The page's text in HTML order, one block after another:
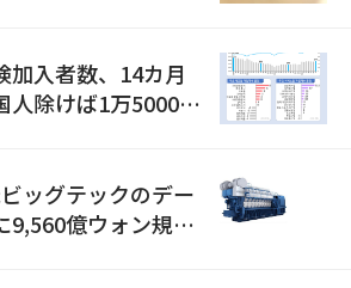
加入者数、14カ月
除けば1万5000人
ッグテックのデー
9,560億ウォン規模